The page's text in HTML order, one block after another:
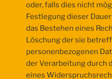
oder, falls dies nicht
Festlegung dieser Dauer
das Bestehen eines
Löschung der sie
personenbezogenen
der Verarbeitung durch
eines